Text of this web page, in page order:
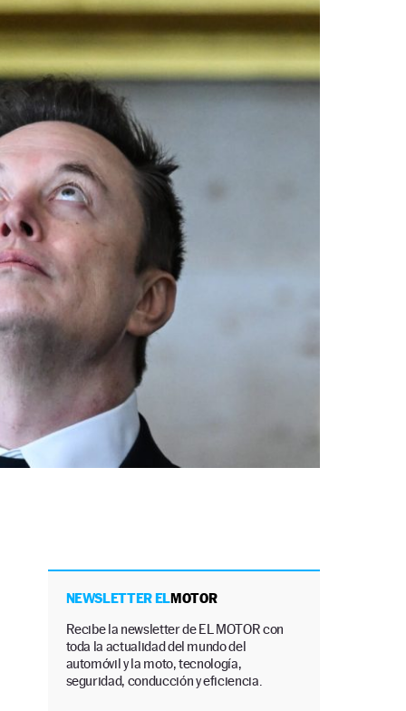
NEWSLETTER ELMOTOR
Recibe la newsletter de EL MOTOR con
toda la actualidad del mundo del
automóvil y la moto, tecnología,
seguridad, conducción y eficiencia.